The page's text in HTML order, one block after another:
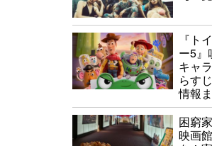
『ト
ー5』
キャ
らす
情報
困窮
映画